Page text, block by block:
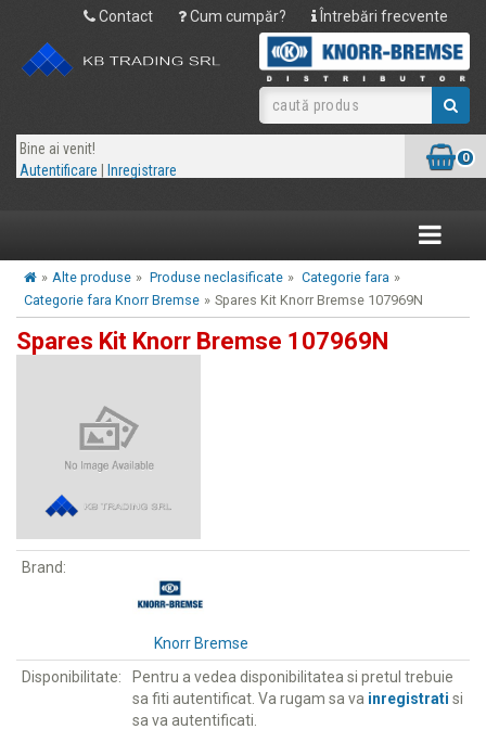
Contact Cum cumpăr? Întrebări frecvente
Bine ai venit!
Autentificare
Inregistrare
0
Toggle
» Alte produse » Produse neclasificate » Categorie fara »
Categorie fara Knorr Bremse » Spares Kit Knorr Bremse 107969N
Spares Kit Knorr Bremse 107969N
Brand:
Knorr Bremse
Disponibilitate:
Pentru a vedea disponibilitatea si pretul trebuie
sa fiti autentificat. Va rugam sa va inregistrati si
sa va autentificati.